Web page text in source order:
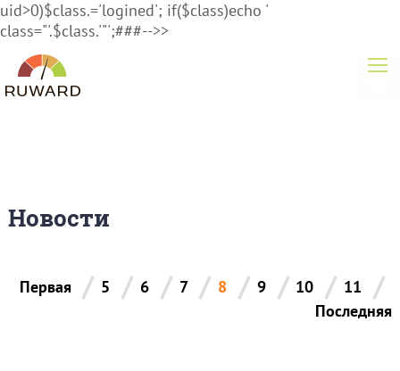
uid>0)$class.='logined'; if($class)echo '
class="'.$class.'"';###-->>
Новости
Первая / 5 / 6 / 7 / 8 / 9 / 10 / 11 /
Последняя